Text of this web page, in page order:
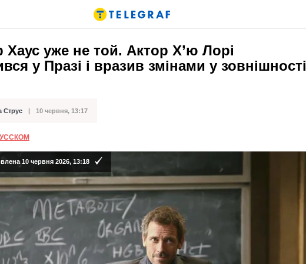
Хаус уже не той. Актор Х’ю Лорі
у Празі і вразив змінами у зовнішності
Струс 10 червня, 13:17
10 червня 2026, 13:18